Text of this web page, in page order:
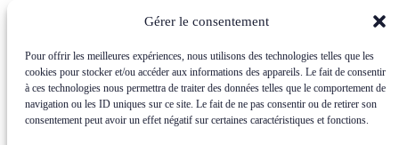
Gérer le consentement
Pour offrir les meilleures expériences, nous utilisons des technologies telles que les
cookies pour stocker et/ou accéder aux informations des appareils. Le fait de consentir
à ces technologies nous permettra de traiter des données telles que le comportement de
navigation ou les ID uniques sur ce site. Le fait de ne pas consentir ou de retirer son
consentement peut avoir un effet négatif sur certaines caractéristiques et fonctions.
Search Console est également essentiel pour
stratégie SEO. Je m’empresse de mettre en
œuvre ces stratégies pour booster la visibilité
de mon site Drupal et attirer plus de trafic.